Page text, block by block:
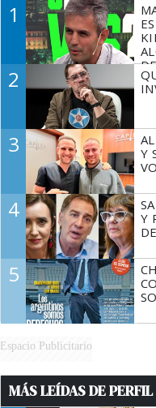
1
2
3
Y
4
Y
5
Espacio Publicitario
MÁS LEÍDAS DE PERFIL